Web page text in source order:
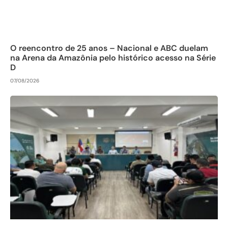
O reencontro de 25 anos – Nacional e ABC duelam
na Arena da Amazônia pelo histórico acesso na Série
D
07/08/2026